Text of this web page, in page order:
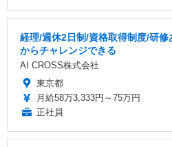
経理/週休2日制/資格取得制度/研
からチャレンジできる
AI CROSS株式会社
東京都
月給58万3,333円～75万円
正社員